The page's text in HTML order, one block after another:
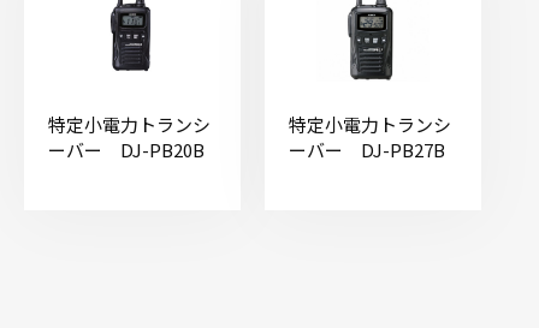
特定小電力トランシ
ーバー DJ-PB20B
特定小電力トランシ
ーバー DJ-PB27B